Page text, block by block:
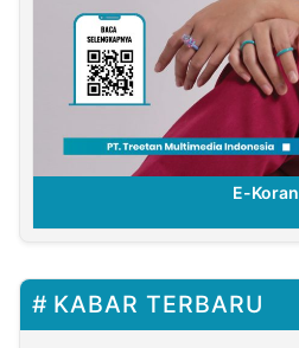
E-Koran
KABAR TERBARU